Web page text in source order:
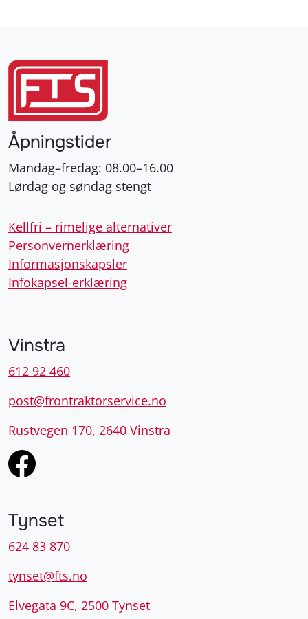
Åpningstider
Mandag–fredag: 08.00–16.00
Lørdag og søndag stengt
Kellfri – rimelige alternativer
Personvernerklæring
Informasjonskapsler
Infokapsel-erklæring
Vinstra
612 92 460
post@frontraktorservice.no
Rustvegen 170, 2640 Vinstra
Tynset
624 83 870
tynset@fts.no
Elvegata 9C, 2500 Tynset